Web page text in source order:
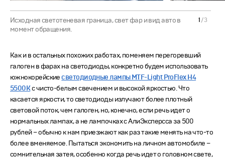
1 /3
Исходная светотеневая граница, свет фар и вид авто в
момент обращения.
Как и в остальных похожих работах, поменяем перегоревший
галоген в фарах на светодиоды, конкретно будем использовать
южнокорейскиесветодиодные лампы MTF-Light ProFlex H4
5500Kс чисто-белым свечением и высокой яркостью. Что
касается яркости, то светодиоды излучают более плотный
световой поток, чем галоген, но, конечно, если речь идет о
нормальных лампах, а не лампочках с АлиЭксперсса за 500
рублей – обычно к нам приезжают как раз такие менять на что-то
более вменяемое. Пытаться экономить на личном автомобиле –
сомнительная затея, особенно когда речь идет о головном свете,